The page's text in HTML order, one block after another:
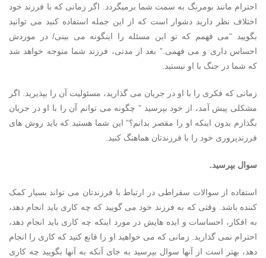
احترام مانند بومرنگ به سمت شما برمیگردد. اگر زمانی که با فرزند خود
اختلاف نظر دارید دشوار است که از این جمله استفاده کنید می توانید
بگویید “می فهمم که تو این مسئله را اینگونه می بینی/ در موردش
احساس داری و می فهمی.” بعد از مدتی، فرزند شما متوجه خواهد شد
که شما در جنگ با او نیستید.
زمانی که فکری را با او در جریان می گذارید، مسئولیت آن را بپذیرید. اگر
مشکلی پیش آمد، از خود بپرسید ” چگونه می توانم آن را با او در جریان
بگذارم بدون اینکه او را مقصر بدانم؟” این شما هستید که باید روش های
فرزندپروری خود را با فرزندتان هماهنگ کنید.
سوال بپرسید.
استفاده از سوالات سقراطی در ارتباط با فرزندتان می تواند بسیار کمک
کننده باشد. وقتی که به فرزند خود می گویید که چه کاری باید انجام دهد،
به افکار، احساسات و ایده هایش در مورد اینکه چه کاری باید انجام دهد،
احترام نمی گذارید. زمانی که می خواهید او را قانع کنید که کاری را انجام
دهد، بهتر است از آنها سوال بپرسید به جای آنکه به آنها بگویید چه کاری